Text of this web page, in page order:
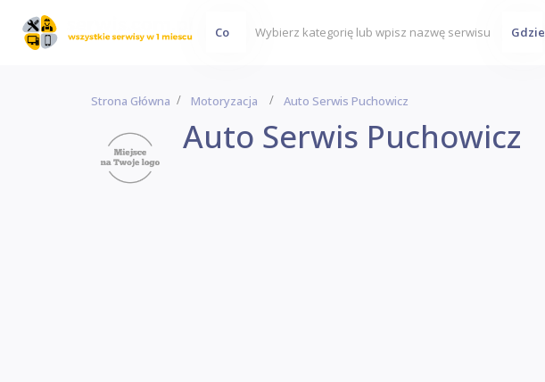
Co Gdzie
Strona Główna Motoryzacja Auto Serwis Puchowicz
Auto Serwis Puchowicz